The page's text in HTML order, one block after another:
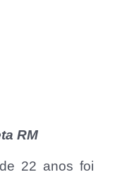
RM
22 anos foi